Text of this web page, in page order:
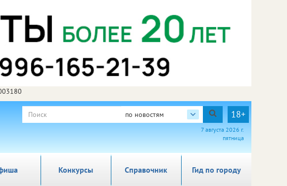
по новостям 18+
7 августа 2026 г.
пятница
Справочник Гид по городу
Конкурсы